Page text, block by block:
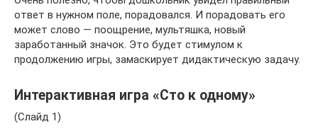
ответ в нужном поле, порадовался. И порадовать его
может слово — поощрение, мультяшка, новый
заработанный значок. Это будет стимулом к
продолжению игры, замаскирует дидактическую задачу.
Интерактивная игра «Сто к одному»
(Слайд 1)